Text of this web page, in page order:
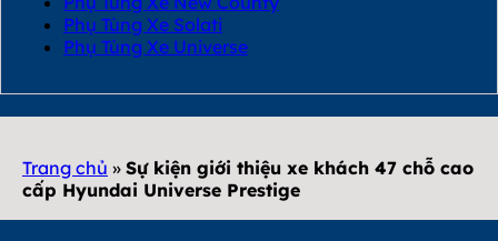
Phụ Tùng Xe Solati
Phụ Tùng Xe Universe
Trang chủ » Sự kiện giới thiệu xe khách 47 chỗ cao
cấp Hyundai Universe Prestige